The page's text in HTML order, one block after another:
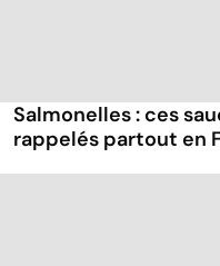
Salmonelles : ces
rappelés partout en